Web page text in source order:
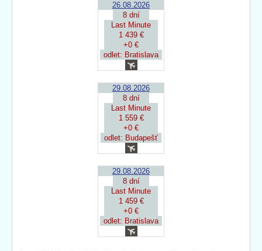
26.08.2026
8 dní
Last Minute
1 439 €
+0 €
odlet: Bratislava
29.08.2026
8 dní
Last Minute
1 559 €
+0 €
odlet: Budapešť
29.08.2026
8 dní
Last Minute
1 459 €
+0 €
odlet: Bratislava